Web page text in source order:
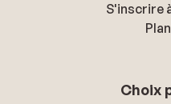
S'inscrire
Choix